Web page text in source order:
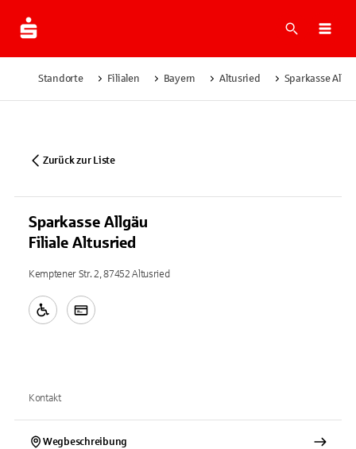
Suche
Standorte Filialen Bayern Altusried Sparkasse
Zurück zur Liste
Sparkasse Allgäu
Filiale Altusried
Kemptener Str. 2, 87452 Altusried
Kontakt
Wegbeschreibung